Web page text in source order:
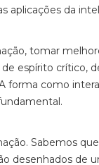
aplicações da
tomar
espírito crítico,
forma como
Sabemos
desenhados de